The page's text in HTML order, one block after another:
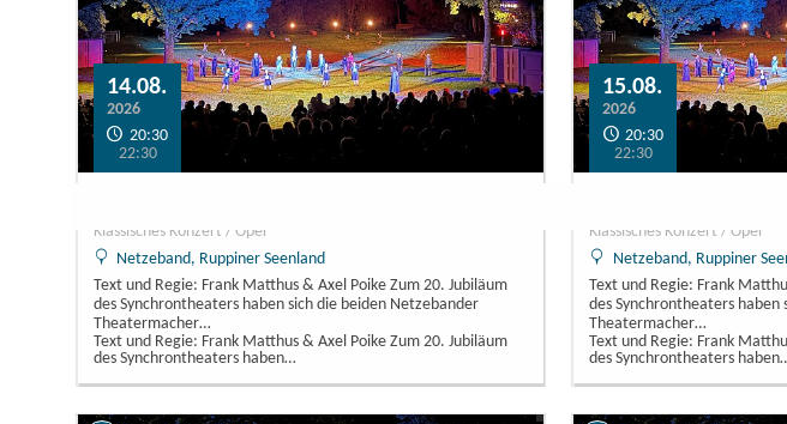
14.08.
2026
20:30
22:30
Klassisches Konzert / Oper
Netzeband, Ruppiner Seenland
Text und Regie: Frank Matthus & Axel Poike Zum 20. Jubiläum
des Synchrontheaters haben sich die beiden Netzebander
Theatermacher…
Text und Regie: Frank Matthus & Axel Poike Zum 20. Jubiläum
des Synchrontheaters haben…
15.08.
2026
20:30
22:30
Klassisches Konzert / Oper
Netzeband, Ruppiner
Text und Regie: Frank
des Synchrontheaters
Theatermacher…
Text und Regie: Frank
des Synchrontheaters